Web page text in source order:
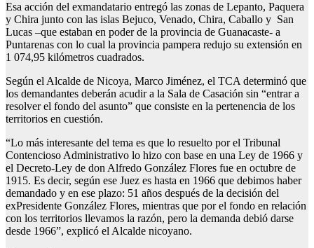
Esa acción del exmandatario entregó las zonas de Lepanto, Paquera
y Chira junto con las islas Bejuco, Venado, Chira, Caballo y San
Lucas –que estaban en poder de la provincia de Guanacaste- a
Puntarenas con lo cual la provincia pampera redujo su extensión en
1 074,95 kilómetros cuadrados.
Según el Alcalde de Nicoya, Marco Jiménez, el TCA determinó que
los demandantes deberán acudir a la Sala de Casación sin “entrar a
resolver el fondo del asunto” que consiste en la pertenencia de los
territorios en cuestión.
“Lo más interesante del tema es que lo resuelto por el Tribunal
Contencioso Administrativo lo hizo con base en una Ley de 1966 y
el Decreto-Ley de don Alfredo González Flores fue en octubre de
1915. Es decir, según ese Juez es hasta en 1966 que debimos haber
demandado y en ese plazo: 51 años después de la decisión del
exPresidente González Flores, mientras que por el fondo en relación
con los territorios llevamos la razón, pero la demanda debió darse
desde 1966”, explicó el Alcalde nicoyano.